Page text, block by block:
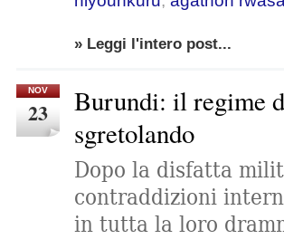
» Leggi l'intero post...
NOV
23
Burundi: il regime
sgretolando
Dopo la disfatta
contraddizioni
in tutta la loro